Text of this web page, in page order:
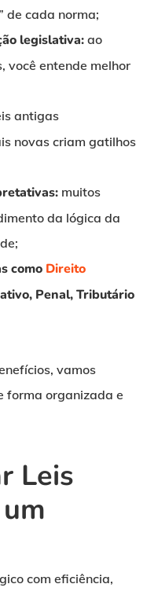
de cada norma;
legislativa:ao
você entende melhor
antigas
novas criam gatilhos
muitos
da lógica da
como Direito
Penal, Tributário
vamos
forma organizada e
Leis
com eficiência,